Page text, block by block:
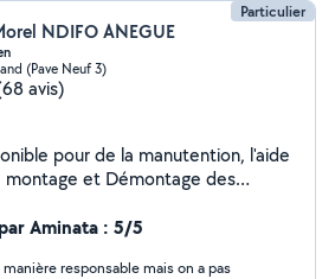
Particulier
NDIFO ANEGUE
(Pave Neuf 3)
avis)
pour de la manutention, l'aide
et Démontage des
travailleur et sociable.
Aminata : 5/5
responsable mais on a pas